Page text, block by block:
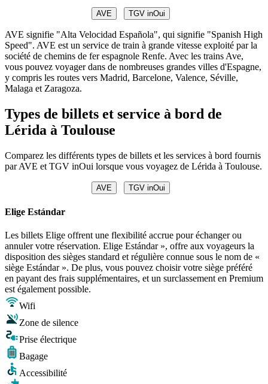
AVE TGV inOui
AVE signifie "Alta Velocidad Española", qui signifie "Spanish High
Speed". AVE est un service de train à grande vitesse exploité par la
société de chemins de fer espagnole Renfe. Avec les trains Ave,
vous pouvez voyager dans de nombreuses grandes villes d'Espagne,
y compris les routes vers Madrid, Barcelone, Valence, Séville,
Malaga et Zaragoza.
Types de billets et service à bord de
Lérida à Toulouse
Comparez les différents types de billets et les services à bord fournis
par AVE et TGV inOui lorsque vous voyagez de Lérida à Toulouse.
AVE TGV inOui
Elige Estándar
Les billets Elige offrent une flexibilité accrue pour échanger ou
annuler votre réservation. Elige Estándar », offre aux voyageurs la
disposition des sièges standard et régulière connue sous le nom de «
siège Estándar ». De plus, vous pouvez choisir votre siège préféré
en payant des frais supplémentaires, et un surclassement en Premium
est également possible.
Wifi
Zone de silence
Prise électrique
Bagage
Accessibilité